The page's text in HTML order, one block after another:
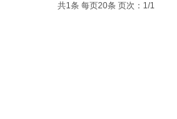
共1条 每页20条 页次：1/1